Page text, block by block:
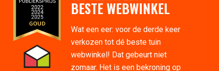
BESTE WEBWINKEL
Wat een eer: voor de derde keer
verkozen tot dé beste tuin
webwinkel! Dat gebeurt niet
zomaar. Het is een bekroning op